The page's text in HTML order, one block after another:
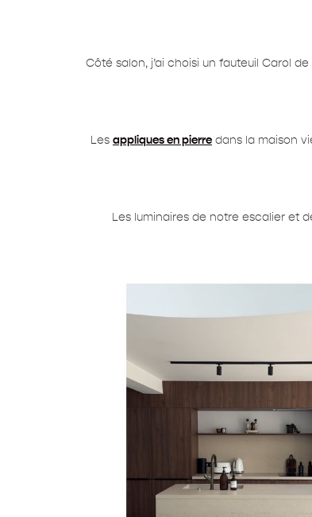
Côté salon, j’ai choisi un fauteuil Carol de
Les appliques en pierredans la maison
Les luminaires de notre escalier et